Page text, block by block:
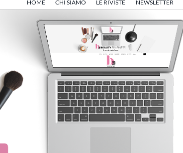
HOME CHI SIAMO LE RIVISTE NEWSLETTER